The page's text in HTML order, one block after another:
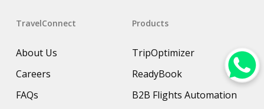
TravelConnect
About Us
Careers
FAQs
Products
TripOptimizer
ReadyBook
B2B Flights Automation